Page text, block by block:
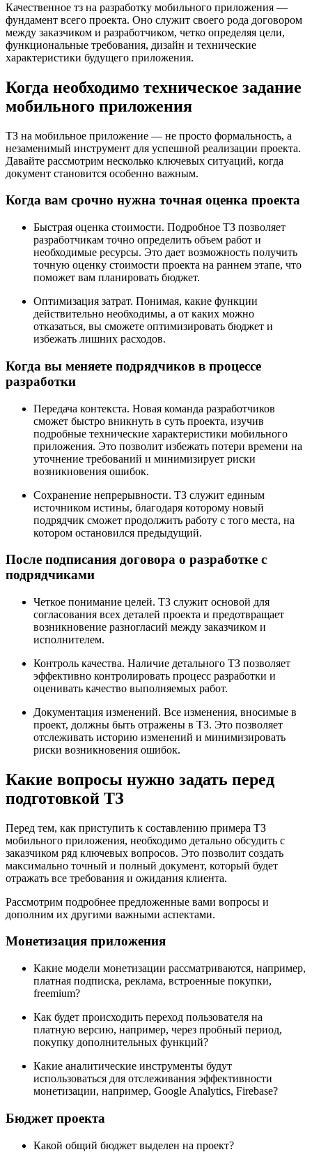
Качественное тз на разработку мобильного приложения —
фундамент всего проекта. Оно служит своего рода договором
между заказчиком и разработчиком, четко определяя цели,
функциональные требования, дизайн и технические
характеристики будущего приложения.
Когда необходимо техническое задание
мобильного приложения
ТЗ на мобильное приложение — не просто формальность, а
незаменимый инструмент для успешной реализации проекта.
Давайте рассмотрим несколько ключевых ситуаций, когда
документ становится особенно важным.
Когда вам срочно нужна точная оценка проекта
Быстрая оценка стоимости. Подробное ТЗ позволяет
разработчикам точно определить объем работ и
необходимые ресурсы. Это дает возможность получить
точную оценку стоимости проекта на раннем этапе, что
поможет вам планировать бюджет.
Оптимизация затрат. Понимая, какие функции
действительно необходимы, а от каких можно
отказаться, вы сможете оптимизировать бюджет и
избежать лишних расходов.
Когда вы меняете подрядчиков в процессе
разработки
Передача контекста. Новая команда разработчиков
сможет быстро вникнуть в суть проекта, изучив
подробные технические характеристики мобильного
приложения. Это позволит избежать потери времени на
уточнение требований и минимизирует риски
возникновения ошибок.
Сохранение непрерывности. ТЗ служит единым
источником истины, благодаря которому новый
подрядчик сможет продолжить работу с того места, на
котором остановился предыдущий.
После подписания договора о разработке с
подрядчиками
Четкое понимание целей. ТЗ служит основой для
согласования всех деталей проекта и предотвращает
возникновение разногласий между заказчиком и
исполнителем.
Контроль качества. Наличие детального ТЗ позволяет
эффективно контролировать процесс разработки и
оценивать качество выполняемых работ.
Документация изменений. Все изменения, вносимые в
проект, должны быть отражены в ТЗ. Это позволяет
отслеживать историю изменений и минимизировать
риски возникновения ошибок.
Какие вопросы нужно задать перед
подготовкой ТЗ
Перед тем, как приступить к составлению примера ТЗ
мобильного приложения, необходимо детально обсудить с
заказчиком ряд ключевых вопросов. Это позволит создать
максимально точный и полный документ, который будет
отражать все требования и ожидания клиента.
Рассмотрим подробнее предложенные вами вопросы и
дополним их другими важными аспектами.
Монетизация приложения
Какие модели монетизации рассматриваются, например,
платная подписка, реклама, встроенные покупки,
freemium?
Как будет происходить переход пользователя на
платную версию, например, через пробный период,
покупку дополнительных функций?
Какие аналитические инструменты будут
использоваться для отслеживания эффективности
монетизации, например, Google Analytics, Firebase?
Бюджет проекта
Какой общий бюджет выделен на проект?